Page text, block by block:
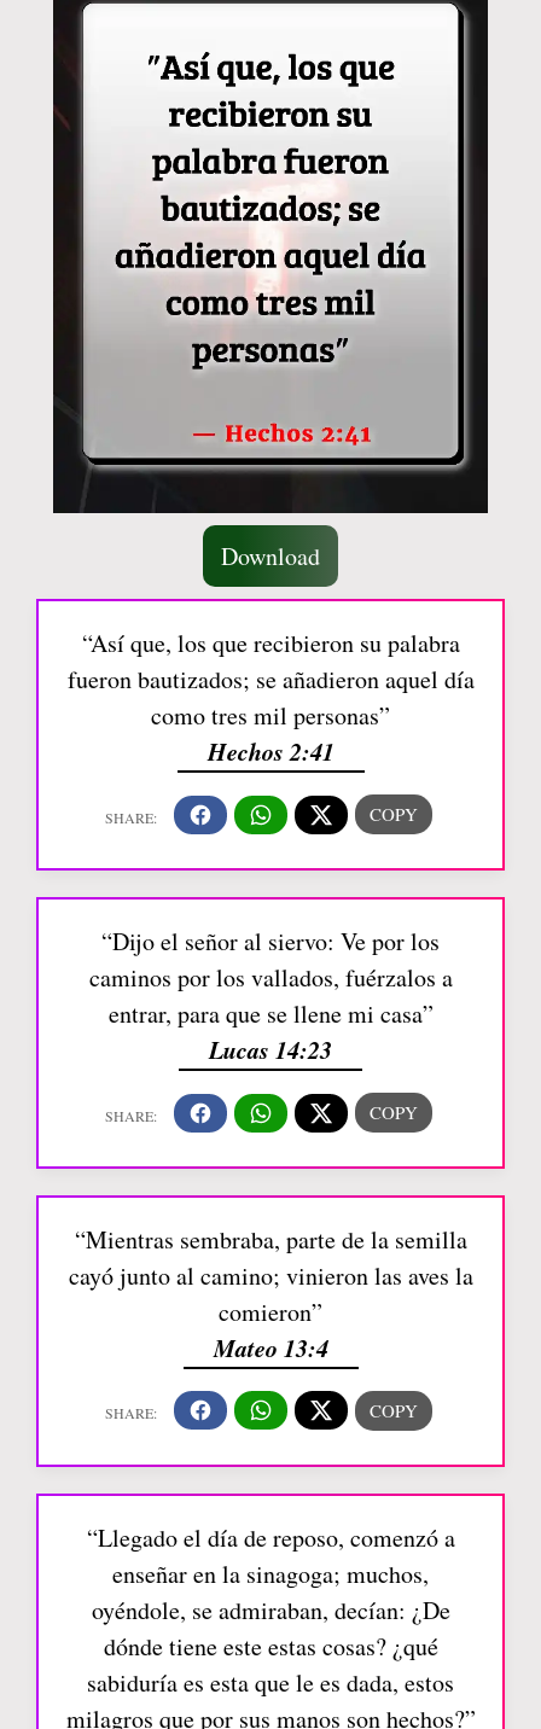
Download
“Así que, los que recibieron su palabra
fueron bautizados; se añadieron aquel día
como tres mil personas”
Hechos 2:41
“Dijo el señor al siervo: Ve por los
caminos por los vallados, fuérzalos a
entrar, para que se llene mi casa”
Lucas 14:23
“Mientras sembraba, parte de la semilla
cayó junto al camino; vinieron las aves la
comieron”
Mateo 13:4
“Llegado el día de reposo, comenzó a
enseñar en la sinagoga; muchos,
oyéndole, se admiraban, decían: ¿De
dónde tiene este estas cosas? ¿qué
sabiduría es esta que le es dada, estos
milagros que por sus manos son hechos?”